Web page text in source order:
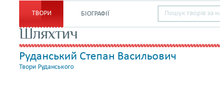
ТВОРИ БІОГРАФІЇ
Шляхтич
Руданський Степан Васильович
Твори Руданського